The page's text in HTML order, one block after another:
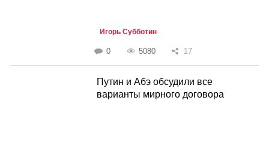
Игорь Субботин
0 5080 17
Путин и Абэ обсудили все
варианты мирного договора